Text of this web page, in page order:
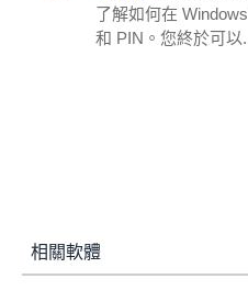
了解如何在
和 PIN。您終於可以
相關軟體